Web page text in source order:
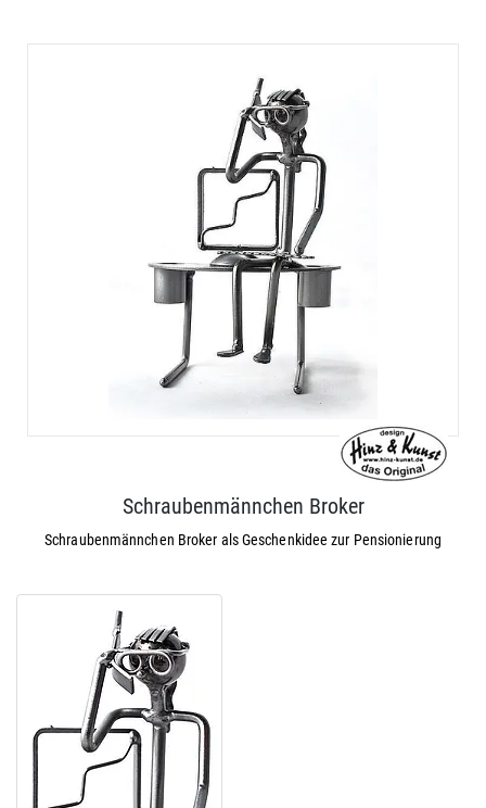
Schraubenmännchen Broker
Schraubenmännchen Broker als Geschenkidee zur Pensionierung